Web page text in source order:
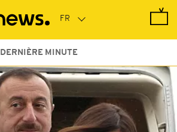
DERNIÈRE MINUTE